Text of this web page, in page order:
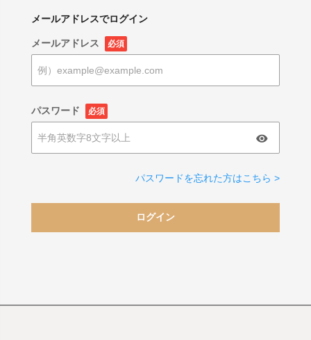
メールアドレスでログイン
メールアドレス 必須
パスワード 必須
パスワードを忘れた方はこちら >
ログイン